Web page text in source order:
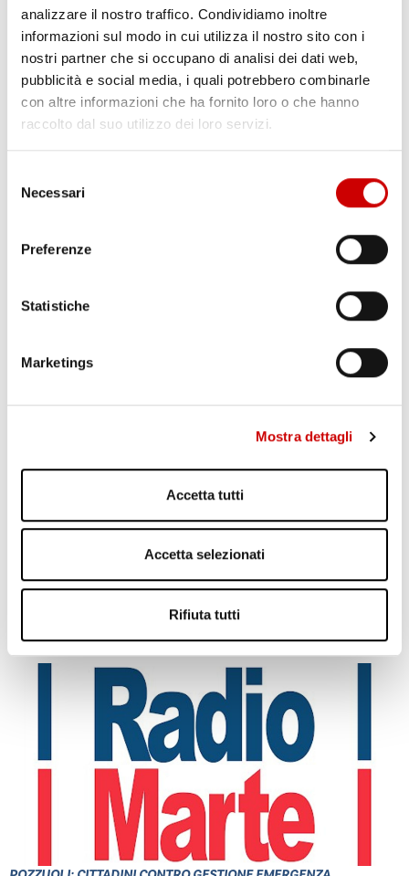
analizzare il nostro traffico. Condividiamo inoltre
informazioni sul modo in cui utilizza il nostro sito con i
nostri partner che si occupano di analisi dei dati web,
pubblicità e social media, i quali potrebbero combinarle
con altre informazioni che ha fornito loro o che hanno
raccolto dal suo utilizzo dei loro servizi.
delNecessari
Preferenze
Statistiche
Marketings
Mostra dettagli
Accetta tutti
Accetta selezionati
Rifiuta tutti
CAPUA: ALBERO CADUTO NELLA NOTTE
MINISTRO PIANTEDOSI A POZZUOLI
PONTICELLI: DODICENNE FERITO A COLTELLATE
Leggi l'articolo